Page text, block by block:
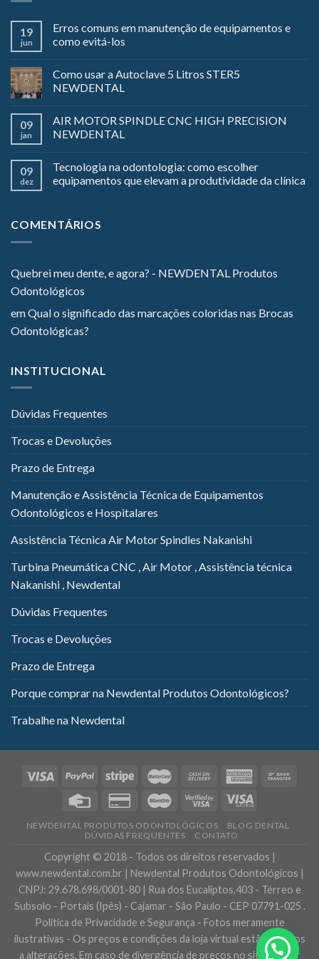
19
jun
Erros comuns em manutenção de equipamentos e
como evitá-los
Como usar a Autoclave 5 Litros STER5
NEWDENTAL
09
jan
AIR MOTOR SPINDLE CNC HIGH PRECISION
NEWDENTAL
09
dez
Tecnologia na odontologia: como escolher
equipamentos que elevam a produtividade da clínica
COMENTÁRIOS
Quebrei meu dente, e agora? - NEWDENTAL Produtos
Odontológicos
emQual o significado das marcações coloridas nas Brocas
Odontológicas?
INSTITUCIONAL
Dúvidas Frequentes
Trocas e Devoluções
Prazo de Entrega
Manutenção e Assistência Técnica de Equipamentos
Odontológicos e Hospitalares
Assistência Técnica Air Motor Spindles Nakanishi
Turbina Pneumática CNC , Air Motor , Assistência técnica
Nakanishi , Newdental
Dúvidas Frequentes
Trocas e Devoluções
Prazo de Entrega
Porque comprar na Newdental Produtos Odontológicos?
Trabalhe na Newdental
NEWDENTAL PRODUTOS ODONTOLÓGICOS
BLOG DENTAL
DÚVIDAS FREQUENTES
CONTATO
Copyright © 2018 - Todos os direitos reservados |
www.newdental.com.br | Newdental Produtos Odontológicos |
CNPJ: 29.678.698/0001-80 | Rua dos Eucaliptos,403 - Térreo e
Subsolo - Portais (Ipês) - Cajamar - São Paulo - CEP 07791-025 .
Política de Privacidade e Segurança - Fotos meramente
ilustrativas - Os preços e condições da loja virtual estão sujeitos
a alterações. Em caso de divergência de preços no site, o valor